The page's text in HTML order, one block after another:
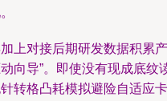
上对接后期研发数据积累
向导”。即使没有现成底纹
转格凸耗模拟避险自适应